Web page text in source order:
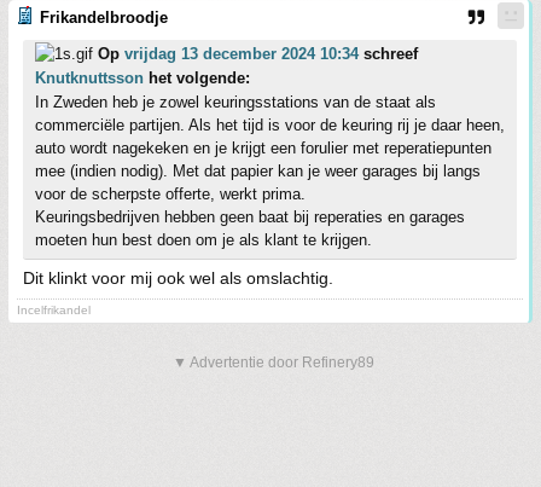
Frikandelbroodje
Op vrijdag 13 december 2024 10:34schreef
Knutknuttsson het volgende:
In Zweden heb je zowel keuringsstations van de staat als
commerciële partijen. Als het tijd is voor de keuring rij je daar heen,
auto wordt nagekeken en je krijgt een forulier met reperatiepunten
mee (indien nodig). Met dat papier kan je weer garages bij langs
voor de scherpste offerte, werkt prima.
Keuringsbedrijven hebben geen baat bij reperaties en garages
moeten hun best doen om je als klant te krijgen.
Dit klinkt voor mij ook wel als omslachtig.
Incelfrikandel
▼ Advertentie door Refinery89